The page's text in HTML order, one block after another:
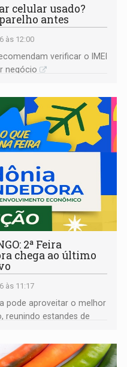
celular usado?
antes
às 12:00
verificar o IMEI
negócio
2ª Feira
chega ao último
às 11:17
pode aproveitar o melhor
reunindo estandes de